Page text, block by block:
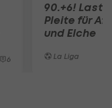
6
90.+6!
Pleite für
und Elche
La Liga